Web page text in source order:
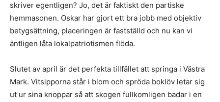
skriver egentligen? Jo, det är faktiskt den partiske
hemmasonen. Oskar har gjort ett bra jobb med objektiv
betygsättning, placeringen är fastställd och nu kan vi
äntligen låta lokalpatriotismen flöda.
Slutet av april är det perfekta tillfället att springa i Västra
Mark. Vitsipporna står i blom och spröda boklöv letar sig
ut ur sina knoppar så att skogen fullkomligen badar i en